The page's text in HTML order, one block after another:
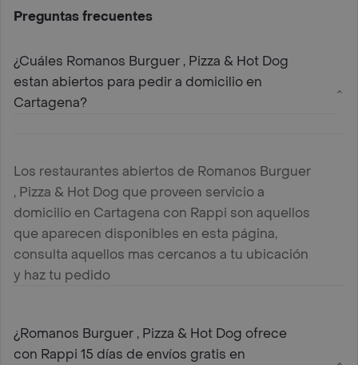
Preguntas frecuentes
¿Cuáles Romanos Burguer , Pizza & Hot Dog
estan abiertos para pedir a domicilio en
Cartagena?
Los restaurantes abiertos de Romanos Burguer
, Pizza & Hot Dog que proveen servicio a
domicilio en Cartagena con Rappi son aquellos
que aparecen disponibles en esta página,
consulta aquellos mas cercanos a tu ubicación
y haz tu pedido
¿Romanos Burguer , Pizza & Hot Dog ofrece
con Rappi 15 días de envíos gratis en